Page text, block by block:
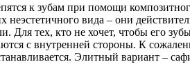
к зубам при помощи
вида – они
Для тех, кто не хочет, чтобы его
с внутренней стороны. К
Элитный вариант –